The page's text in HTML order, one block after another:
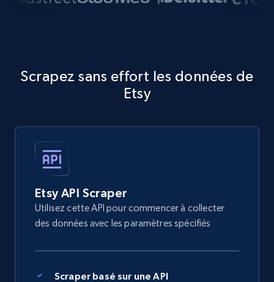
Scrapez sans effort les données de
Etsy
Etsy API Scraper
Utilisez cette API pour commencer à collecter
des données avec les paramètres spécifiés
Scraper basé sur une API